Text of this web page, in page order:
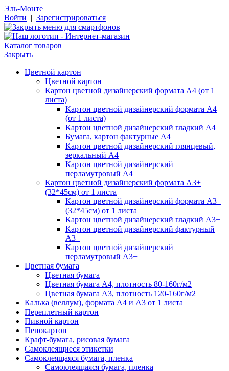
Эль-Монте
Войти | Зарегистрироваться
Каталог товаров
Закрыть
Цветной картон
Цветной картон
Картон цветной дизайнерский формата А4 (от 1
листа)
Картон цветной дизайнерский формата А4
(от 1 листа)
Картон цветной дизайнерский гладкий А4
Бумага, картон фактурные А4
Картон цветной дизайнерский глянцевый,
зеркальный А4
Картон цветной дизайнерский
перламутровый А4
Картон цветной дизайнерский формата А3+
(32*45см) от 1 листа
Картон цветной дизайнерский формата А3+
(32*45см) от 1 листа
Картон цветной дизайнерский гладкий А3+
Картон цветной дизайнерский фактурный
А3+
Картон цветной дизайнерский
перламутровый А3+
Цветная бумага
Цветная бумага
Цветная бумага А4, плотность 80-160г/м2
Цветная бумага А3, плотность 120-160г/м2
Калька (веллум), формата А4 и А3 от 1 листа
Переплетный картон
Пивной картон
Пенокартон
Крафт-бумага, рисовая бумага
Самоклеящиеся этикетки
Самоклеящаяся бумага, пленка
Самоклеящаяся бумага, пленка